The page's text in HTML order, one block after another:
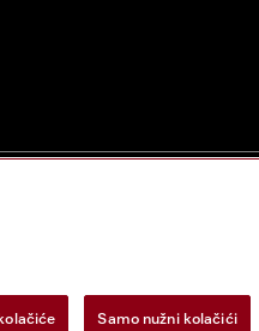
Samo nužni kolačići